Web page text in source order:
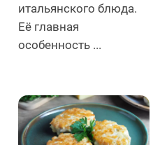
итальянского блюда.
Её главная
особенность ...